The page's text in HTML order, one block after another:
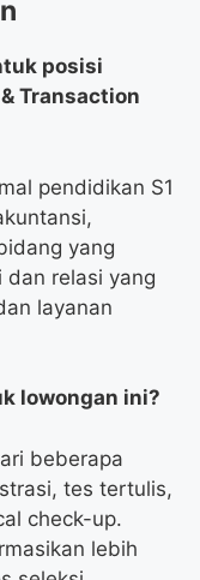
posisi
Transaction
pendidikan S1
yang
dan relasi yang
layanan
lowongan ini?
beberapa
tes tertulis,
check-up.
lebih